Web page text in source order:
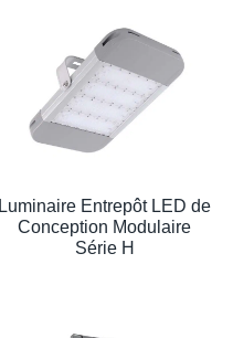
Luminaire Entrepôt LED de
Conception Modulaire
Série H